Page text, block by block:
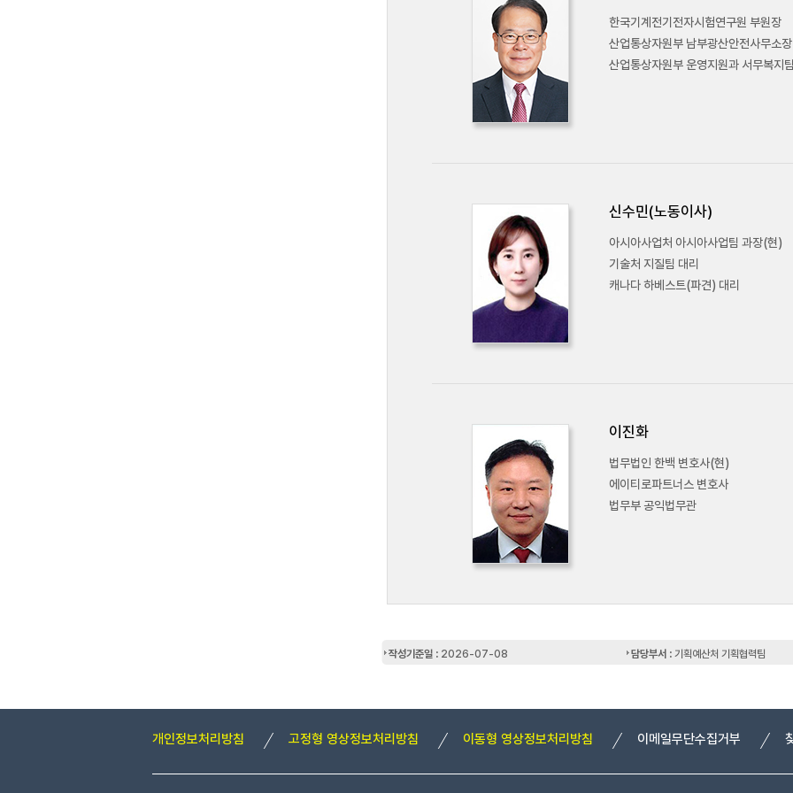
한국기계전기전자시험연구원 부원장
산업통상자원부 남부광산안전사무소장
산업통상자원부 운영지원과 서무복지
신수민(노동이사)
아시아사업처 아시아사업팀 과장(현)
기술처 지질팀 대리
캐나다 하베스트(파견) 대리
이진화
법무법인 한백 변호사(현)
에이티로파트너스 변호사
법무부 공익법무관
작성기준일 : 2026-07-08 담당부서 : 기획예산처 기획협력팀
개인정보처리방침 고정형 영상정보처리방침 이동형 영상정보처리방침 이메일무단수집거부